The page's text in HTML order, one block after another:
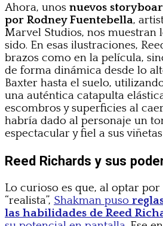
Ahora, unos nuevos
por Rodney Fuentebella,
Marvel Studios, nos muestran
sido. En esas ilustraciones,
brazos como en la película,
de forma dinámica desde lo
Baxter hasta el suelo,
una auténtica catapulta
escombros y superficies al
habría dado al personaje un
espectacular y fiel a sus
Reed Richards y sus
Lo curioso es que, al optar
“realista”, Shakman puso
las habilidades de Reed